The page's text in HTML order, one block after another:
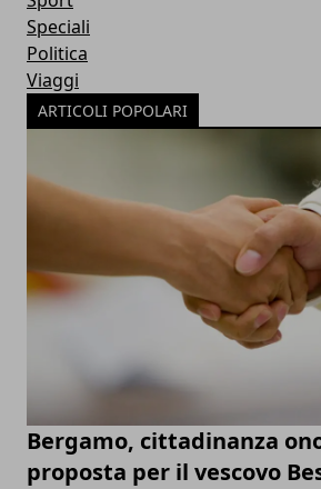
Speciali
Politica
Viaggi
ARTICOLI POPOLARI
Bergamo, cittadinanza
proposta per il vescovo